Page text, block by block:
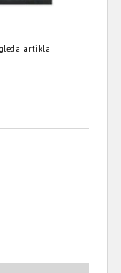
artikla